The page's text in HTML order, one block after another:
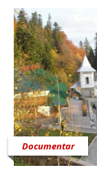
Documentar